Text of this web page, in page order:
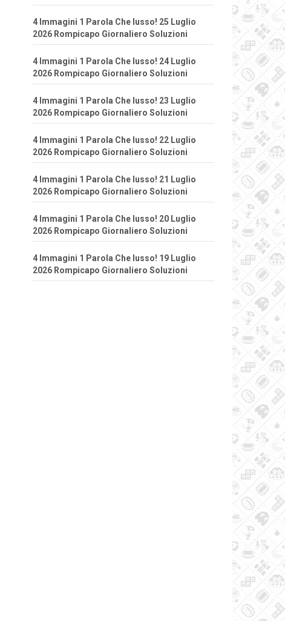
4 Immagini 1 Parola Che lusso! 25 Luglio
2026 Rompicapo Giornaliero Soluzioni
4 Immagini 1 Parola Che lusso! 24 Luglio
2026 Rompicapo Giornaliero Soluzioni
4 Immagini 1 Parola Che lusso! 23 Luglio
2026 Rompicapo Giornaliero Soluzioni
4 Immagini 1 Parola Che lusso! 22 Luglio
2026 Rompicapo Giornaliero Soluzioni
4 Immagini 1 Parola Che lusso! 21 Luglio
2026 Rompicapo Giornaliero Soluzioni
4 Immagini 1 Parola Che lusso! 20 Luglio
2026 Rompicapo Giornaliero Soluzioni
4 Immagini 1 Parola Che lusso! 19 Luglio
2026 Rompicapo Giornaliero Soluzioni